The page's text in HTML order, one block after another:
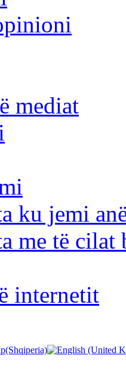
mediat
ku jemi
me të cilat
internetit